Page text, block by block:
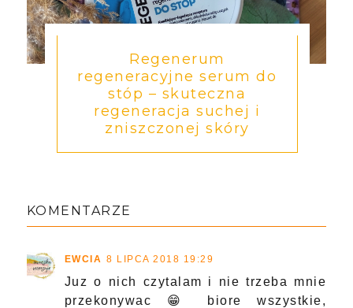
Regenerum
regeneracyjne serum do
stóp – skuteczna
regeneracja suchej i
zniszczonej skóry
KOMENTARZE
EWCIA 8 LIPCA 2018 19:29
Juz o nich czytalam i nie trzeba mnie
przekonywac 😁 biore wszystkie,